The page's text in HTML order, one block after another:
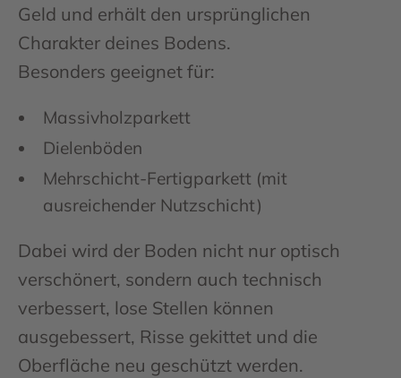
Geld und erhält den ursprünglichen
Charakter deines Bodens.
Besonders geeignet für:
Massivholzparkett
Dielenböden
Mehrschicht-Fertigparkett (mit
ausreichender Nutzschicht)
Dabei wird der Boden nicht nur optisch
verschönert, sondern auch technisch
verbessert, lose Stellen können
ausgebessert, Risse gekittet und die
Oberfläche neu geschützt werden.